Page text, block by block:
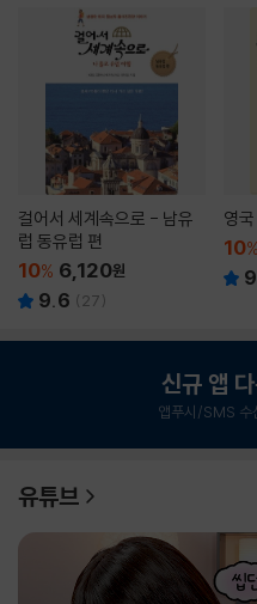
걸어서 세계속으로 - 남유
럽 동유럽 편
10% 6,120원
9.6 ( 27)
영
10%
신규 앱
앱푸시/SMS 수
유튜브